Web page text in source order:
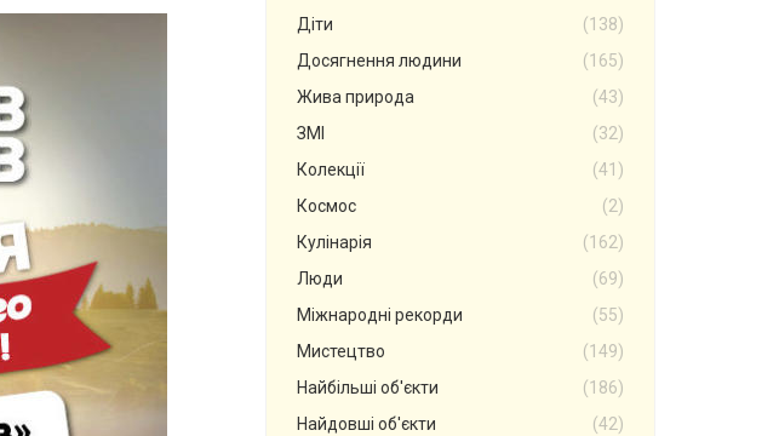
Діти
(138)
Досягнення людини
(165)
Жива природа
(43)
ЗМІ
(32)
Колекції
(41)
Космос
(2)
Кулінарія
(162)
Люди
(69)
Міжнародні рекорди
(55)
Мистецтво
(149)
Найбільші об'єкти
(186)
Найдовші об'єкти
(42)